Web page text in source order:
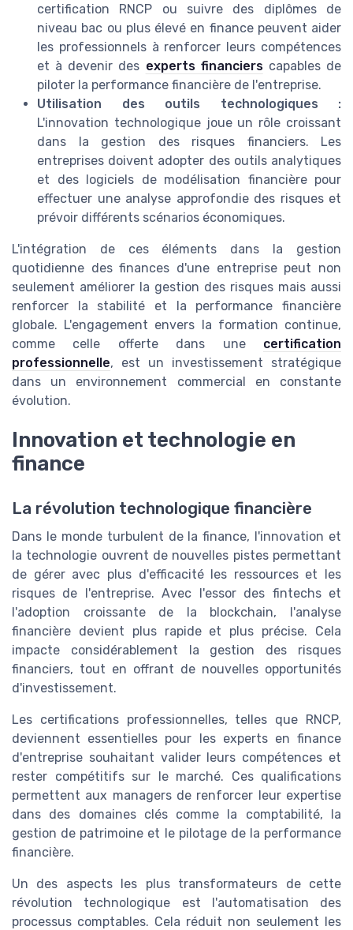
certification RNCP ou suivre des diplômes de
niveau bac ou plus élevé en finance peuvent aider
les professionnels à renforcer leurs compétences
et à devenir des experts financierscapables de
piloter la performance financière de l'entreprise.
Utilisation des outils technologiques :
L'innovation technologique joue un rôle croissant
dans la gestion des risques financiers. Les
entreprises doivent adopter des outils analytiques
et des logiciels de modélisation financière pour
effectuer une analyse approfondie des risques et
prévoir différents scénarios économiques.
L'intégration de ces éléments dans la gestion
quotidienne des finances d'une entreprise peut non
seulement améliorer la gestion des risques mais aussi
renforcer la stabilité et la performance financière
globale. L'engagement envers la formation continue,
comme celle offerte dans une certification
professionnelle, est un investissement stratégique
dans un environnement commercial en constante
évolution.
Innovation et technologie en
finance
La révolution technologique financière
Dans le monde turbulent de la finance, l'innovation et
la technologie ouvrent de nouvelles pistes permettant
de gérer avec plus d'efficacité les ressources et les
risques de l'entreprise. Avec l'essor des fintechs et
l'adoption croissante de la blockchain, l'analyse
financière devient plus rapide et plus précise. Cela
impacte considérablement la gestion des risques
financiers, tout en offrant de nouvelles opportunités
d'investissement.
Les certifications professionnelles, telles que RNCP,
deviennent essentielles pour les experts en finance
d'entreprise souhaitant valider leurs compétences et
rester compétitifs sur le marché. Ces qualifications
permettent aux managers de renforcer leur expertise
dans des domaines clés comme la comptabilité, la
gestion de patrimoine et le pilotage de la performance
financière.
Un des aspects les plus transformateurs de cette
révolution technologique est l'automatisation des
processus comptables. Cela réduit non seulement les